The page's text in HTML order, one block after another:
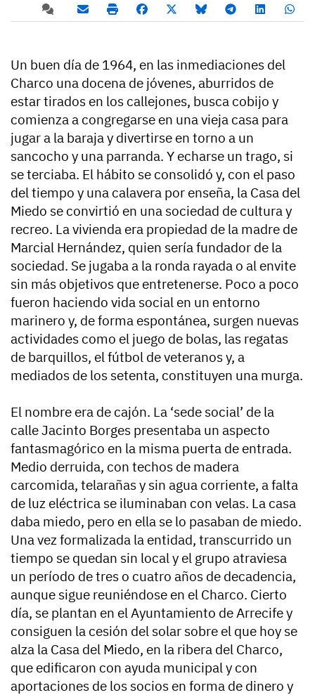
Un buen día de 1964, en las inmediaciones del
Charco una docena de jóvenes, aburridos de
estar tirados en los callejones, busca cobijo y
comienza a congregarse en una vieja casa para
jugar a la baraja y divertirse en torno a un
sancocho y una parranda. Y echarse un trago, si
se terciaba. El hábito se consolidó y, con el paso
del tiempo y una calavera por enseña, la Casa del
Miedo se convirtió en una sociedad de cultura y
recreo. La vivienda era propiedad de la madre de
Marcial Hernández, quien sería fundador de la
sociedad. Se jugaba a la ronda rayada o al envite
sin más objetivos que entretenerse. Poco a poco
fueron haciendo vida social en un entorno
marinero y, de forma espontánea, surgen nuevas
actividades como el juego de bolas, las regatas
de barquillos, el fútbol de veteranos y, a
mediados de los setenta, constituyen una murga.
El nombre era de cajón. La ‘sede social’ de la
calle Jacinto Borges presentaba un aspecto
fantasmagórico en la misma puerta de entrada.
Medio derruida, con techos de madera
carcomida, telarañas y sin agua corriente, a falta
de luz eléctrica se iluminaban con velas. La casa
daba miedo, pero en ella se lo pasaban de miedo.
Una vez formalizada la entidad, transcurrido un
tiempo se quedan sin local y el grupo atraviesa
un período de tres o cuatro años de decadencia,
aunque sigue reuniéndose en el Charco. Cierto
día, se plantan en el Ayuntamiento de Arrecife y
consiguen la cesión del solar sobre el que hoy se
alza la Casa del Miedo, en la ribera del Charco,
que edificaron con ayuda municipal y con
aportaciones de los socios en forma de dinero y